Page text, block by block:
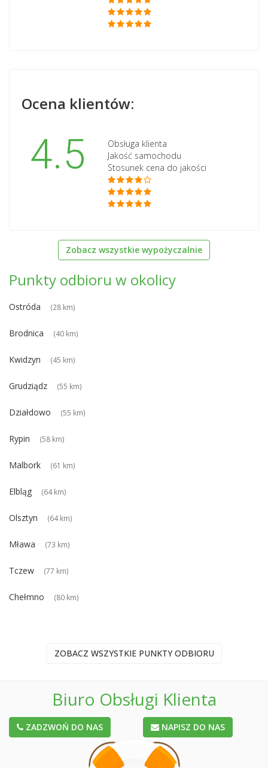
Ocena klientów:
4.5
Obsługa klienta
Jakość samochodu
Stosunek cena do jakości
Zobacz wszystkie wypożyczalnie
Punkty odbioru w okolicy
Ostróda (28 km)
Brodnica (40 km)
Kwidzyn (45 km)
Grudziądz (55 km)
Działdowo (55 km)
Rypin (58 km)
Malbork (61 km)
Elbląg (64 km)
Olsztyn (64 km)
Mława (73 km)
Tczew (77 km)
Chełmno (80 km)
ZOBACZ WSZYSTKIE PUNKTY ODBIORU
Biuro Obsługi Klienta
ZADZWOŃ DO NAS NAPISZ DO NAS